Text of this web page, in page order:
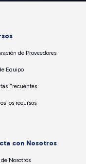
de Proveedores
Equipo
Frecuentes
los recursos
con Nosotros
Nosotros